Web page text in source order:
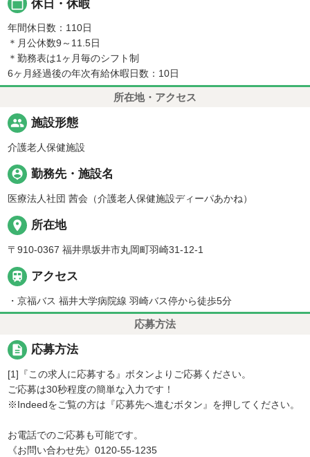
calendar_today 休日・休暇
年間休日数：110日
＊月公休数9～11.5日
＊勤務表は1ヶ月毎のシフト制
6ヶ月経過後の年次有給休暇日数：10日
所在地・アクセス
people 施設形態
介護老人保健施設
person_pin 勤務先・施設名
医療法人社団 茜会（介護老人保健施設ディーパあかね）
place 所在地
〒910-0367 福井県坂井市丸岡町羽崎31-12-1
 アクセス
・京福バス 福井大学病院線 羽崎バス停から徒歩5分
応募方法
description 応募方法
[1]『この求人に応募する』ボタンよりご応募ください。
ご応募は30秒程度の簡単な入力です！
※Indeedをご覧の方は『応募先へ進むボタン』を押してください。
お電話でのご応募も可能です。
《お問い合わせ先》0120-55-1235